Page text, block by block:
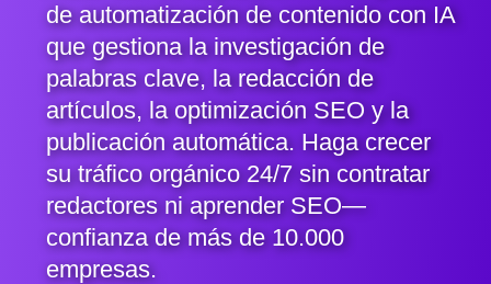
de automatización de contenido con IA
que gestiona la investigación de
palabras clave, la redacción de
artículos, la optimización SEO y la
publicación automática. Haga crecer
su tráfico orgánico 24/7 sin contratar
redactores ni aprender SEO—
confianza de más de 10.000
empresas.